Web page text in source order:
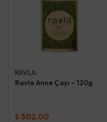
RAVLA
Ravla Anne Çayı - 120g
₺ 502.00